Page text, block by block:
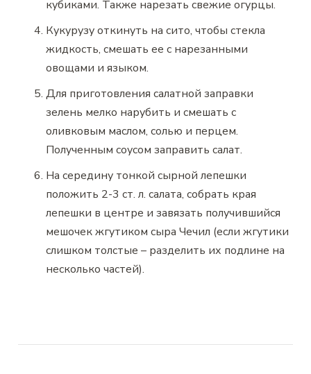
кубиками. Также нарезать свежие огурцы.
Кукурузу откинуть на сито, чтобы стекла
жидкость, смешать ее с нарезанными
овощами и языком.
Для приготовления салатной заправки
зелень мелко нарубить и смешать с
оливковым маслом, солью и перцем.
Полученным соусом заправить салат.
На середину тонкой сырной лепешки
положить 2-3 ст. л. салата, собрать края
лепешки в центре и завязать получившийся
мешочек жгутиком сыра Чечил (если жгутики
слишком толстые – разделить их подлине на
несколько частей).